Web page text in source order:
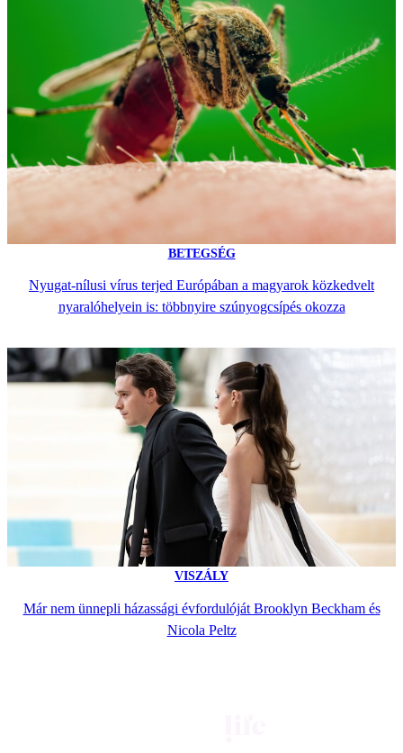
BETEGSÉG
Nyugat-nílusi vírus terjed Európában a magyarok közkedvelt
nyaralóhelyein is: többnyire szúnyogcsípés okozza
VISZÁLY
Már nem ünnepli házassági évfordulóját Brooklyn Beckham és
Nicola Peltz